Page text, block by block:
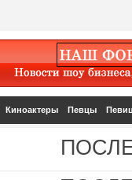
Киноактеры Певцы